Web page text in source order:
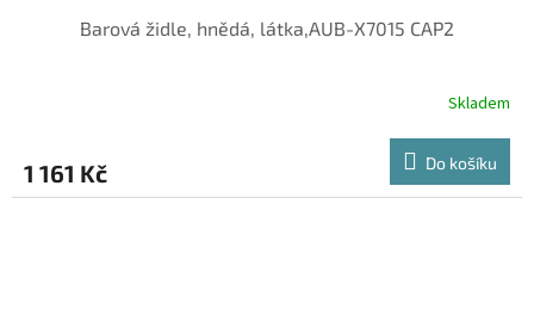
Barová židle, hnědá, látka,AUB-X7015 CAP2
Skladem
1 161 Kč Do košíku